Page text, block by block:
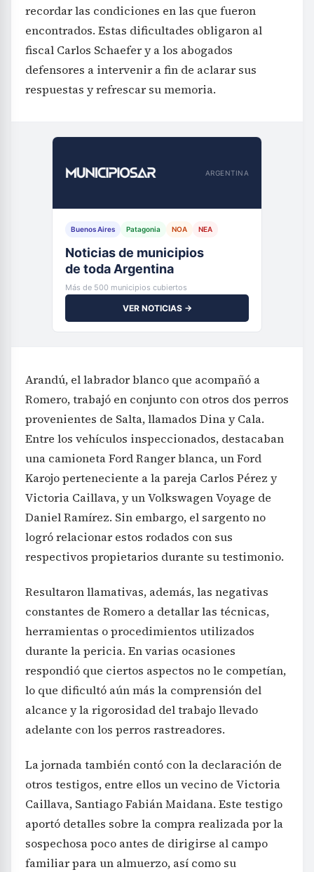
recordar las condiciones en las que fueron
encontrados. Estas dificultades obligaron al
fiscal Carlos Schaefer y a los abogados
defensores a intervenir a fin de aclarar sus
respuestas y refrescar su memoria.
ARGENTINA
Buenos Aires Patagonia NOA NEA
Noticias de municipios
de toda Argentina
Más de 500 municipios cubiertos
VER NOTICIAS →
Arandú, el labrador blanco que acompañó a
Romero, trabajó en conjunto con otros dos perros
provenientes de Salta, llamados Dina y Cala.
Entre los vehículos inspeccionados, destacaban
una camioneta Ford Ranger blanca, un Ford
Karojo perteneciente a la pareja Carlos Pérez y
Victoria Caillava, y un Volkswagen Voyage de
Daniel Ramírez. Sin embargo, el sargento no
logró relacionar estos rodados con sus
respectivos propietarios durante su testimonio.
Resultaron llamativas, además, las negativas
constantes de Romero a detallar las técnicas,
herramientas o procedimientos utilizados
durante la pericia. En varias ocasiones
respondió que ciertos aspectos no le competían,
lo que dificultó aún más la comprensión del
alcance y la rigorosidad del trabajo llevado
adelante con los perros rastreadores.
La jornada también contó con la declaración de
otros testigos, entre ellos un vecino de Victoria
Caillava, Santiago Fabián Maidana. Este testigo
aportó detalles sobre la compra realizada por la
sospechosa poco antes de dirigirse al campo
familiar para un almuerzo, así como su